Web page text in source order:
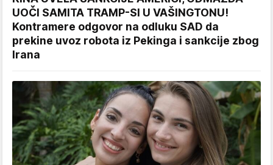
UOČI SAMITA TRAMP-SI U VAŠINGTONU!
Kontramere odgovor na odluku SAD da
prekine uvoz robota iz Pekinga i sankcije zbog
Irana